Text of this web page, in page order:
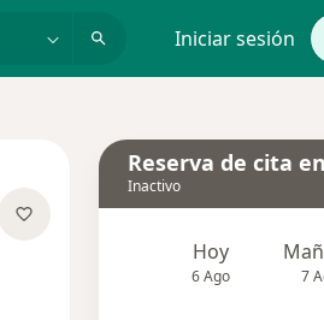
Iniciar sesión
Reserva de cita
Inactivo
Hoy
6 Ago 7